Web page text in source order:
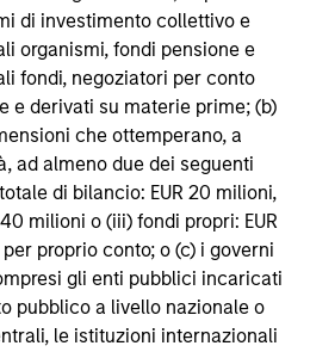
di investimento collettivo e
organismi, fondi pensione e
fondi, negoziatori per conto
e derivati su materie prime; (b)
che ottemperano, a
ad almeno due dei seguenti
di bilancio: EUR 20 milioni,
milioni o (iii) fondi propri: EUR
proprio conto; o (c) i governi
gli enti pubblici incaricati
pubblico a livello nazionale o
le istituzioni internazionali
(MSIP), its private
platform, today
agreed to acquire Epic
gas pipeline operator. The
to close in the second half
regulatory